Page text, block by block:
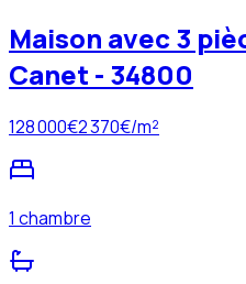
Maison avec 3
Canet - 34800
128 000€2 370€/m²
1 chambre